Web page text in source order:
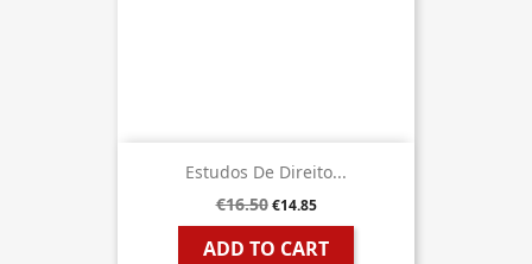
Estudos De Direito...
€16.50 €14.85
ADD TO CART